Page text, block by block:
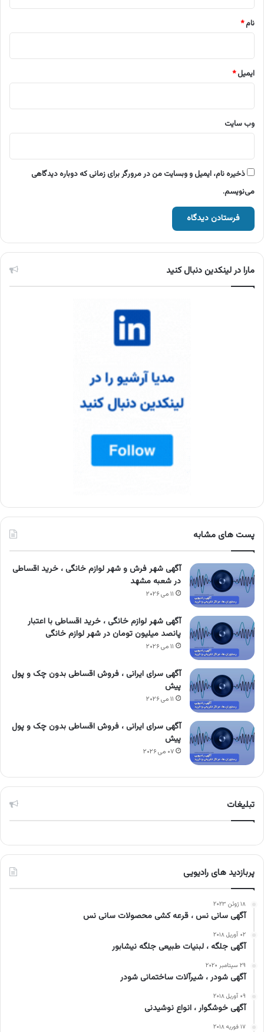
نام*
ایمیل*
وب‌ سایت
ذخیره نام، ایمیل و وبسایت من در مرورگر برای زمانی که دوباره دیدگاهی
می‌نویسم.
مارا در لینکدین دنبال کنید
پست های مشابه
آگهی شهر فرش و شهر لوازم خانگی ، خرید اقساطی
در شعبه مشهد
۱۱ می ۲۰۲۶
آگهی شهر لوازم خانگی ، خرید اقساطی با اعتبار
پانصد میلیون تومان در شهر لوازم خانگی
۱۱ می ۲۰۲۶
آگهی سرای ایرانی ، فروش اقساطی بدون چک و پول
پیش
۱۱ می ۲۰۲۶
آگهی سرای ایرانی ، فروش اقساطی بدون چک و پول
پیش
۰۷ می ۲۰۲۶
تبلیغات
پربازدید های رادیویی
۱۸ ژوئن ۲۰۲۳
آگهی سانی نس ، قرعه کشی محصولات سانی نس
۰۲ آوریل ۲۰۱۸
آگهی جلگه ، لبنیات طبیعی جلگه نیشابور
۲۹ سپتامبر ۲۰۲۰
آگهی شودر ، شیرآلات ساختمانی شودر
۰۹ آوریل ۲۰۱۸
آگهی خوشگوار ، انواع نوشیدنی
۱۷ فوریه ۲۰۱۸